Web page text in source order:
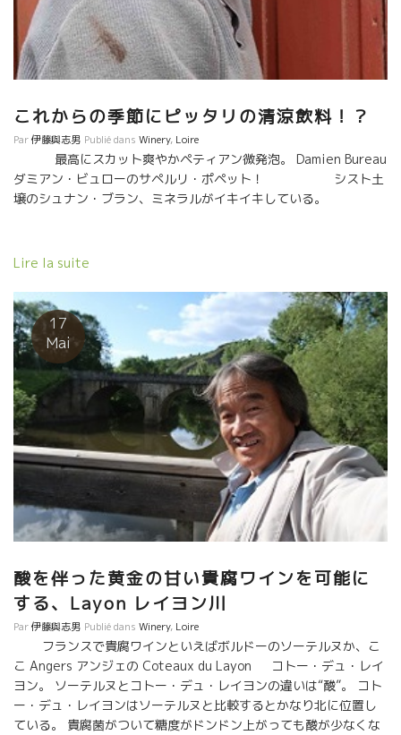
これからの季節にピッタリの清涼飲料！？
Par伊藤與志男 Publié dans Winery, Loire
最高にスカット爽やかペティアン微発泡。 Damien Bureau
ダミアン・ビュローのサペルリ・ポペット！ シスト土
壌のシュナン・ブラン、ミネラルがイキイキしている。
Lire la suite
17
Mai
酸を伴った黄金の甘い貴腐ワインを可能に
する、Layon レイヨン川
Par伊藤與志男 Publié dans Winery, Loire
フランスで貴腐ワインといえばボルドーのソーテルヌか、こ
こ Angers アンジェの Coteaux du Layon コトー・デュ・レイ
ヨン。 ソーテルヌとコトー・デュ・レイヨンの違いは“酸”。 コト
ー・デュ・レイヨンはソーテルヌと比較するとかなり北に位置し
ている。 貴腐菌がついて糖度がドンドン上がっても酸が少なくな